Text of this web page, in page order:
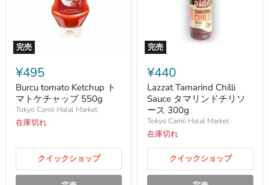
完売
tomato
Ketchup
ト
マ
ト
ケ
チ
¥495
Burcu tomato Ketchup ト
マトケチャップ 550g
Tokyo Camii Halal Market
在庫切れ
クイックショップ
完売
Tamarind
Chilli
Sauce
タ
マ
リ
ン
ド
ー
¥440
Lazzat Tamarind Chilli
Sauce タマリンドチリソ
ース 300g
Tokyo Camii Halal Market
在庫切れ
クイックショップ